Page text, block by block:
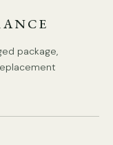
voorbereiding
package,